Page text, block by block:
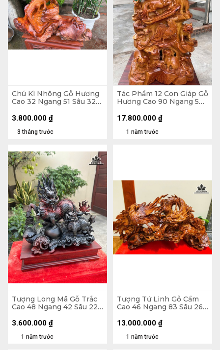
Chú Kì Nhông Gỗ Hương
Cao 32 Ngang 51 Sâu 32
3 tháng trước
3.800.000 ₫
Tác Phẩm 12 Con Giáp Gỗ
Hương Cao 90 Ngang 50
1 năm trước
17.800.000 ₫
Tượng Long Mã Gỗ Trắc
Cao 48 Ngang 42 Sâu 22
1 năm trước
3.600.000 ₫
Tượng Tứ Linh Gỗ Cẩm
Cao 46 Ngang 83 Sâu 26
1 năm trước
13.000.000 ₫